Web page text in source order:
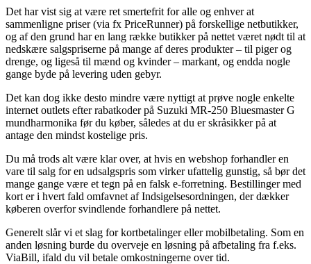
Det har vist sig at være ret smertefrit for alle og enhver at
sammenligne priser (via fx PriceRunner) på forskellige netbutikker,
og af den grund har en lang række butikker på nettet været nødt til at
nedskære salgspriserne på mange af deres produkter – til piger og
drenge, og ligeså til mænd og kvinder – markant, og endda nogle
gange byde på levering uden gebyr.
Det kan dog ikke desto mindre være nyttigt at prøve nogle enkelte
internet outlets efter rabatkoder på Suzuki MR-250 Bluesmaster G
mundharmonika før du køber, således at du er skråsikker på at
antage den mindst kostelige pris.
Du må trods alt være klar over, at hvis en webshop forhandler en
vare til salg for en udsalgspris som virker ufattelig gunstig, så bør det
mange gange være et tegn på en falsk e-forretning. Bestillinger med
kort er i hvert fald omfavnet af Indsigelsesordningen, der dækker
køberen overfor svindlende forhandlere på nettet.
Generelt slår vi et slag for kortbetalinger eller mobilbetaling. Som en
anden løsning burde du overveje en løsning på afbetaling fra f.eks.
ViaBill, ifald du vil betale omkostningerne over tid.